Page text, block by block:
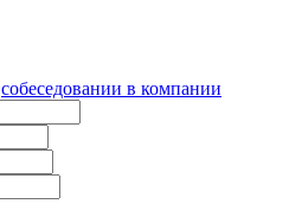
собеседовании в компании